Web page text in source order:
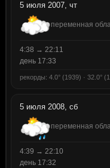
5 июля 2007, чт
переменная
4:38 → 22:11
день 17:33
рекорды: 4.0° (1939) · 32.0°
5 июля 2008, сб
переменная
4:39 → 22:10
день 17:32